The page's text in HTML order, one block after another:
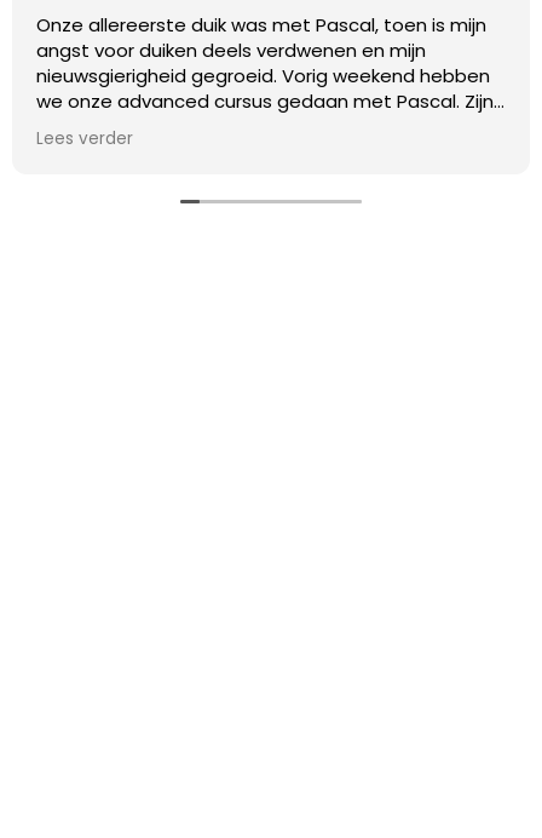
Onze allereerste duik was met Pascal, toen is mijn
angst voor duiken deels verdwenen en mijn
nieuwsgierigheid gegroeid. Vorig weekend hebben
we onze advanced cursus gedaan met Pascal. Zijn
uitleg en begeleiding is superfijn! Hij heeft ook
vanalles gefilmd tijdens deze 5 duiken en ons een
Later hebben we ook nog duikspullen gehuurd bij
Lees verder